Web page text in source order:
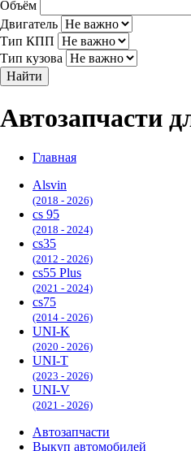
Объём
Двигатель
Тип КПП
Тип кузова
Найти
Автозапчасти
Главная
Alsvin
(2018 - 2026)
cs 95
(2018 - 2024)
cs35
(2012 - 2026)
cs55 Plus
(2021 - 2024)
cs75
(2014 - 2026)
UNI-K
(2020 - 2026)
UNI-T
(2023 - 2026)
UNI-V
(2021 - 2026)
Автозапчасти
Выкуп автомобилей